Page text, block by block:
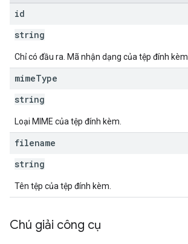
id
string
Chỉ có đầu ra. Mã nhận dạng của tệp đính kèm.
mimeType
string
Loại MIME của tệp đính kèm.
filename
string
Tên tệp của tệp đính kèm.
Chú giải công cụ